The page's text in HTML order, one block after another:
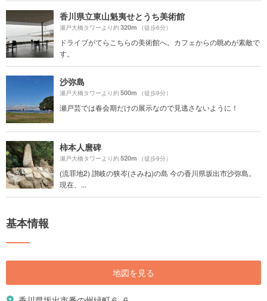
香川県立東山魁夷せとうち美術館
瀬戸大橋タワーより約320m （徒歩6分）
ドライブがてらこちらの美術館へ。カフェからの眺めが素敵で
す。
沙弥島
瀬戸大橋タワーより約500m （徒歩9分）
瀬戸芸では春会期だけの展示なので見逃さないように！
柿本人麿碑
瀬戸大橋タワーより約520m （徒歩9分）
(流罪地2) 讃岐の狭岑(さみね)の島 今の香川県坂出市沙弥島。
現在、...
基本情報
地図を見る